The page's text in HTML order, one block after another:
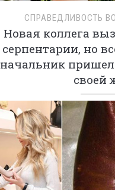
СПРАВЕДЛИВОСТЬ
Новая коллега
серпентарии, но
начальник
своей